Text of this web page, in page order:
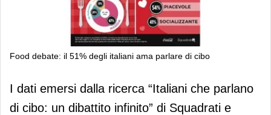
Food debate: il 51% degli italiani ama parlare di cibo
Food debate: il 51% degli italiani ama
parlare di cibo
I dati emersi dalla ricerca “Italiani che parlano
di cibo: un dibattito infinito” di Squadrati e